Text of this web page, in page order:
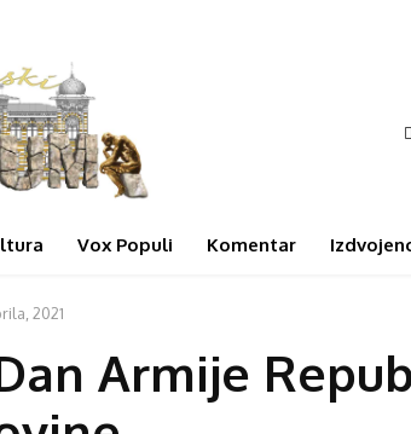
Vox Populi Komentar
2021
Armije